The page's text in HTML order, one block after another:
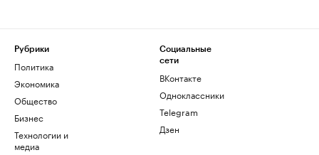
Рубрики
Политика
Экономика
Общество
Бизнес
Технологии и
медиа
Социальные
сети
ВКонтакте
Одноклассники
Telegram
Дзен